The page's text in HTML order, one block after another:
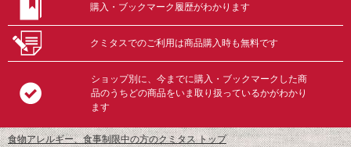
購入・ブックマーク履歴がわかります
クミタスでのご利用は商品購入時も無料です
ショップ別に、今までに購入・ブックマークした商
品のうちどの商品をいま取り扱っているかがわかり
ます
食物アレルギー、食事制限中の方のクミタス トップ